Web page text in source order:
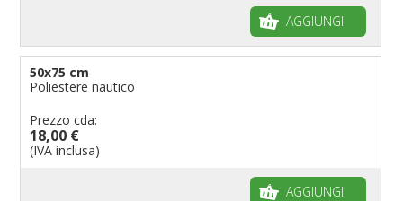
AGGIUNGI
50x75 cm
Poliestere nautico
Prezzo cda:
18,00 €
(IVA inclusa)
AGGIUNGI